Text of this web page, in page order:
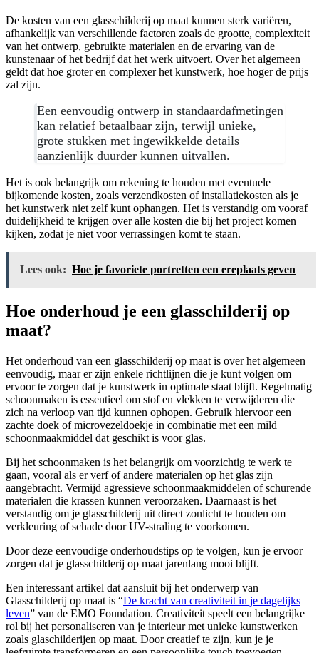
De kosten van een glasschilderij op maat kunnen sterk variëren,
afhankelijk van verschillende factoren zoals de grootte, complexiteit
van het ontwerp, gebruikte materialen en de ervaring van de
kunstenaar of het bedrijf dat het werk uitvoert. Over het algemeen
geldt dat hoe groter en complexer het kunstwerk, hoe hoger de prijs
zal zijn.
Een eenvoudig ontwerp in standaardafmetingen
kan relatief betaalbaar zijn, terwijl unieke,
grote stukken met ingewikkelde details
aanzienlijk duurder kunnen uitvallen.
Het is ook belangrijk om rekening te houden met eventuele
bijkomende kosten, zoals verzendkosten of installatiekosten als je
het kunstwerk niet zelf kunt ophangen. Het is verstandig om vooraf
duidelijkheid te krijgen over alle kosten die bij het project komen
kijken, zodat je niet voor verrassingen komt te staan.
Lees ook: Hoe je favoriete portretten een ereplaats geven
Hoe onderhoud je een glasschilderij op
maat?
Het onderhoud van een glasschilderij op maat is over het algemeen
eenvoudig, maar er zijn enkele richtlijnen die je kunt volgen om
ervoor te zorgen dat je kunstwerk in optimale staat blijft. Regelmatig
schoonmaken is essentieel om stof en vlekken te verwijderen die
zich na verloop van tijd kunnen ophopen. Gebruik hiervoor een
zachte doek of microvezeldoekje in combinatie met een mild
schoonmaakmiddel dat geschikt is voor glas.
Bij het schoonmaken is het belangrijk om voorzichtig te werk te
gaan, vooral als er verf of andere materialen op het glas zijn
aangebracht. Vermijd agressieve schoonmaakmiddelen of schurende
materialen die krassen kunnen veroorzaken. Daarnaast is het
verstandig om je glasschilderij uit direct zonlicht te houden om
verkleuring of schade door UV-straling te voorkomen.
Door deze eenvoudige onderhoudstips op te volgen, kun je ervoor
zorgen dat je glasschilderij op maat jarenlang mooi blijft.
Een interessant artikel dat aansluit bij het onderwerp van
Glasschilderij op maat is “De kracht van creativiteit in je dagelijks
leven” van de EMO Foundation. Creativiteit speelt een belangrijke
rol bij het personaliseren van je interieur met unieke kunstwerken
zoals glaschilderijen op maat. Door creatief te zijn, kun je je